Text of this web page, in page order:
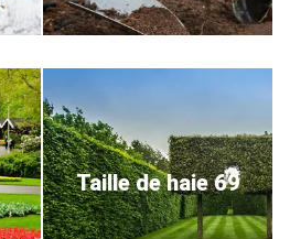
Taille de haie 69